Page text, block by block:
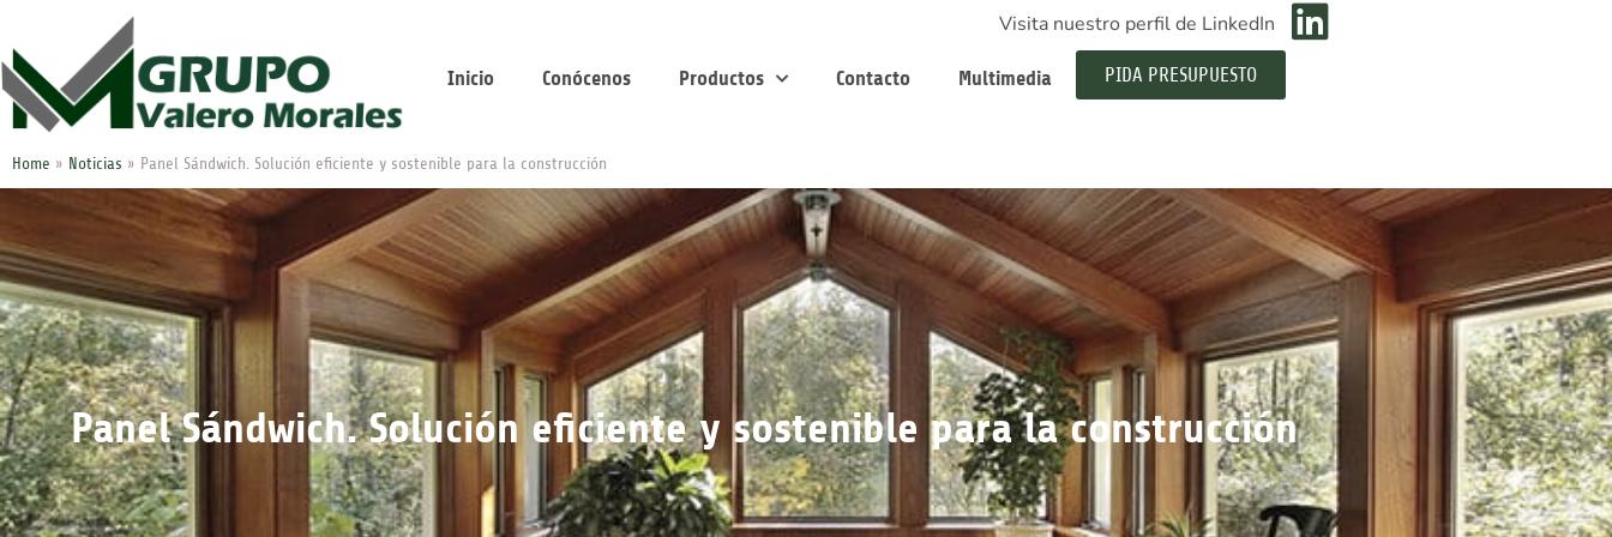
Visita nuestro perfil de LinkedIn
Inicio Conócenos Productos Contacto Multimedia PIDA PRESUPUESTO
Home » Noticias » Panel Sándwich. Solución eficiente y sostenible para la construcción
Panel Sándwich. Solución eficiente y sostenible para la construcción